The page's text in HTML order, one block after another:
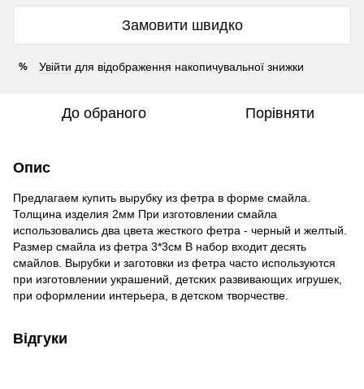
Замовити швидко
% Увійти для відображення накопичувальної знижки
До обраного Порівняти
Опис
Предлагаем купить вырубку из фетра в форме смайла.
Толщина изделия 2мм При изготовлении смайла
использовались два цвета жесткого фетра - черный и желтый.
Размер смайла из фетра 3*3см В набор входит десять
смайлов. Вырубки и заготовки из фетра часто используются
при изготовлении украшений, детских развивающих игрушек,
при оформлении интерьера, в детском творчестве.
Відгуки